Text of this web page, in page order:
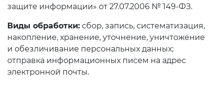
защите информации» от 27.07.2006 № 149-ФЗ.
Виды обработки: сбор, запись, систематизация,
накопление, хранение, уточнение, уничтожение
и обезличивание персональных данных;
отправка информационных писем на адрес
электронной почты.